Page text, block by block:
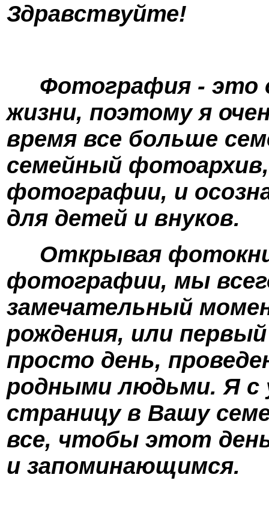
Здравствуйте!
Фотография - это
жизни, поэтому я
время все больше
семейный
фотографии, и
для детей и внуков.
Открывая
фотографии, мы
замечательный
рождения, или
просто день,
родными людьми. Я с
страницу в Вашу
все, чтобы этот
и запоминающимся.